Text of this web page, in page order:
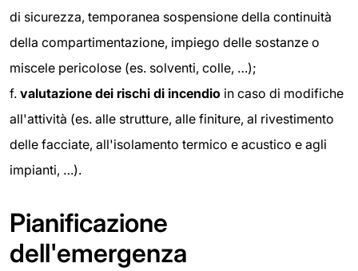
di sicurezza, temporanea sospensione della continuità
della compartimentazione, impiego delle sostanze o
miscele pericolose (es. solventi, colle, …);
f. valutazione dei rischi di incendio in caso di modifiche
all'attività (es. alle strutture, alle finiture, al rivestimento
delle facciate, all'isolamento termico e acustico e agli
impianti, …).
Pianificazione
dell'emergenza